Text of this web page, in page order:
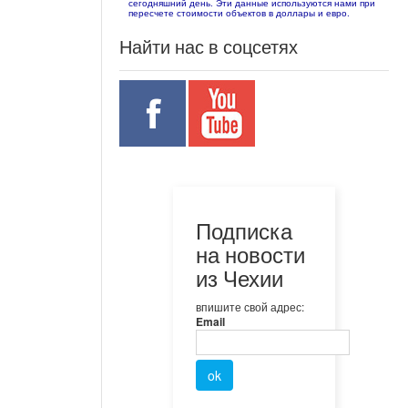
сегодняшний день. Эти данные используются нами при
пересчете стоимости объектов в доллары и евро.
Найти нас в соцсетях
Подписка
на новости
из Чехии
впишите свой адрес:
Email